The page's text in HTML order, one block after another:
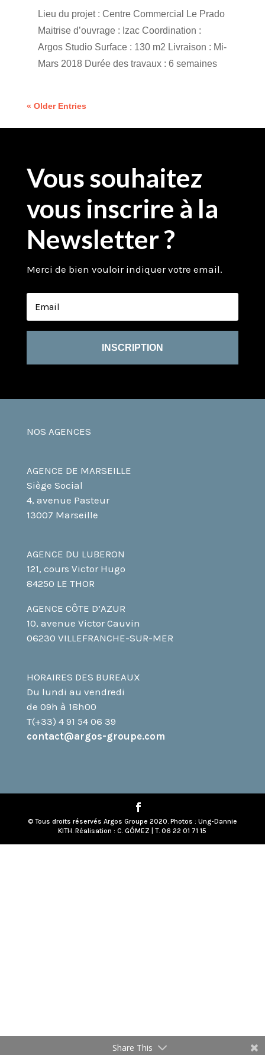
Lieu du projet : Centre Commercial Le Prado
Maitrise d’ouvrage : Izac Coordination :
Argos Studio Surface : 130 m2 Livraison : Mi-
Mars 2018 Durée des travaux : 6 semaines
« Older Entries
Vous souhaitez
vous inscrire à la
Newsletter ?
Merci de bien vouloir indiquer votre email.
INSCRIPTION
NOS AGENCES
AGENCE DE MARSEILLE
Siège Social
4, avenue Pasteur
13007 Marseille
AGENCE DU LUBERON
121, cours Victor Hugo
84250 LE THOR
AGENCE CÔTE D’AZUR
10, avenue Victor Cauvin
06230 VILLEFRANCHE-SUR-MER
HORAIRES DES BUREAUX
Du lundi au vendredi
de 09h à 18h00
T(+33) 4 91 54 06 39
contact@argos-groupe.com
© Tous droits réservés Argos Groupe 2020. Photos : Ung-Dannie
KITH. Réalisation : C. GÓMEZ | T. 06 22 01 71 15
Share This